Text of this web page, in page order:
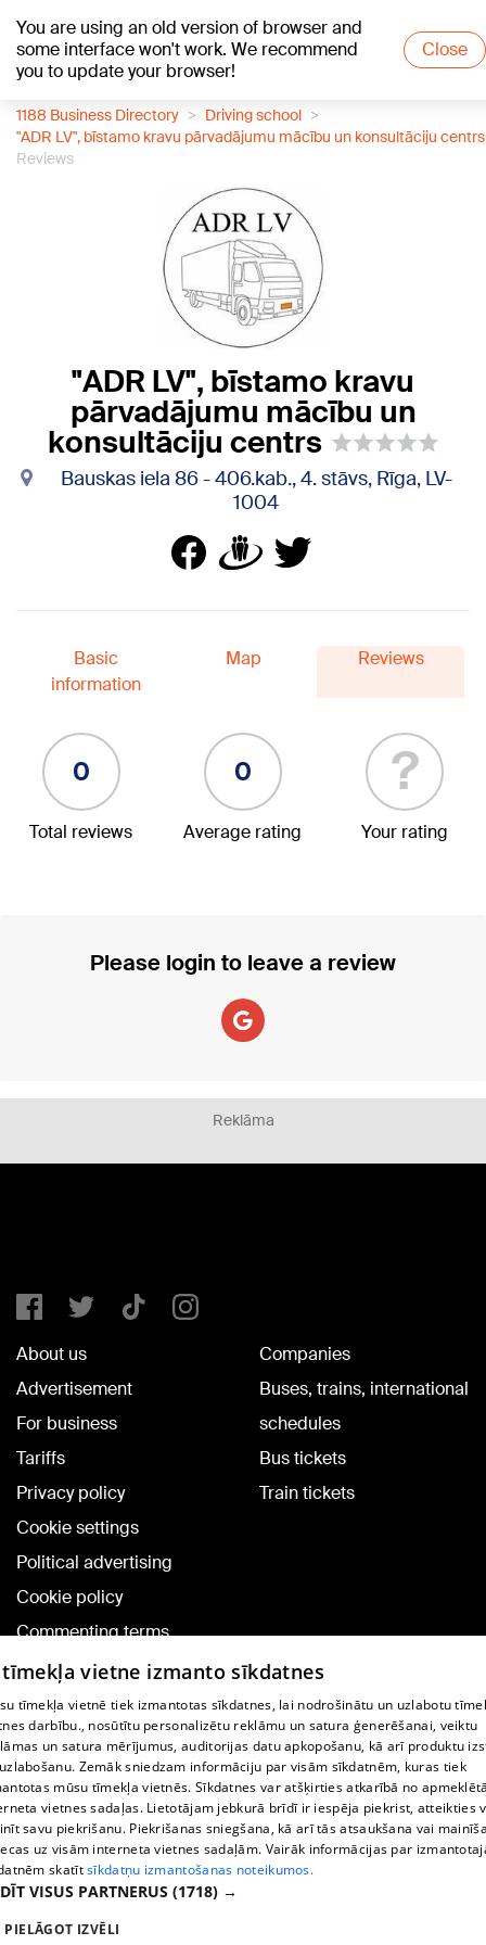
You are using an old version of browser and
some interface won't work. We recommend
you to update your browser!
Close
+19°C
1188 Business Directory
Driving school
"ADR LV", bīstamo kravu pārvadājumu mācību un konsultāciju centrs
Reviews
"ADR LV", bīstamo kravu
pārvadājumu mācību un
konsultāciju centrs
Bauskas iela 86 - 406.kab., 4. stāvs, Rīga, LV-
1004
Basic
information
Map Reviews
0
Total reviews
0
Average rating
?
Your rating
Please login to leave a review
Reklāma
About us
Advertisement
For business
Tariffs
Privacy policy
Cookie settings
Political advertising
Cookie policy
Commenting terms
Companies
Buses, trains, international
schedules
Bus tickets
Train tickets
TV program
Contract rules
360 Ziņu kontakti
Helio Media
Vortal assistance service: e-mail -info@1188.lv
Copyright © 2004-2026 SIA HELIO MEDIA.
All rights reserved.
tīmekļa vietne izmanto sīkdatnes
tīmekļa vietnē tiek izmantotas sīkdatnes, lai nodrošinātu un uzlabotu
darbību., nosūtītu personalizētu reklāmu un satura ģenerēšanai, veiktu
un satura mērījumus, auditorijas datu apkopošanu, kā arī produktu
Zemāk sniedzam informāciju par visām sīkdatnēm, kuras tiek
mūsu tīmekļa vietnēs. Sīkdatnes var atšķirties atkarībā no
vietnes sadaļas. Lietotājam jebkurā brīdī ir iespēja piekrist, atteikties
savu piekrišanu. Piekrišanas sniegšana, kā arī tās atsaukšana vai
uz visām interneta vietnes sadaļām. Vairāk informācijas par
skatītsīkdatņu izmantošanas noteikumos.
VISUS PARTNERUS (1718) →
PIELĀGOT IZVĒLI